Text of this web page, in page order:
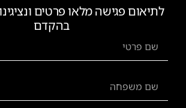
לתיאום פגישה מלאו פרטים
בהקדם